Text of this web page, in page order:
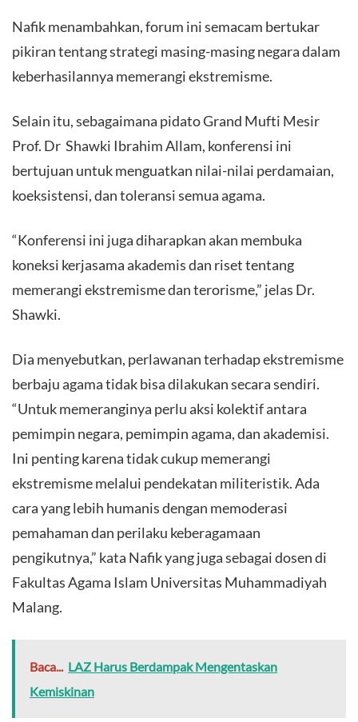
Nafik menambahkan, forum ini semacam bertukar
pikiran tentang strategi masing-masing negara dalam
keberhasilannya memerangi ekstremisme.
Selain itu, sebagaimana pidato Grand Mufti Mesir
Prof. Dr Shawki Ibrahim Allam, konferensi ini
bertujuan untuk menguatkan nilai-nilai perdamaian,
koeksistensi, dan toleransi semua agama.
“Konferensi ini juga diharapkan akan membuka
koneksi kerjasama akademis dan riset tentang
memerangi ekstremisme dan terorisme,” jelas Dr.
Shawki.
Dia menyebutkan, perlawanan terhadap ekstremisme
berbaju agama tidak bisa dilakukan secara sendiri.
“Untuk memeranginya perlu aksi kolektif antara
pemimpin negara, pemimpin agama, dan akademisi.
Ini penting karena tidak cukup memerangi
ekstremisme melalui pendekatan militeristik. Ada
cara yang lebih humanis dengan memoderasi
pemahaman dan perilaku keberagamaan
pengikutnya,” kata Nafik yang juga sebagai dosen di
Fakultas Agama Islam Universitas Muhammadiyah
Malang.
Baca... LAZ Harus Berdampak Mengentaskan
Kemiskinan